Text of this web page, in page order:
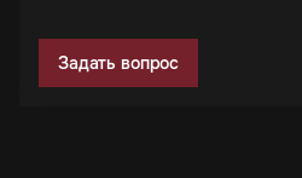
Задать вопрос